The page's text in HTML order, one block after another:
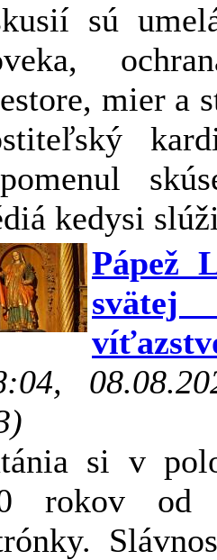
sú
mier a
kedysi
Pápež
svätej
si v
rokov od